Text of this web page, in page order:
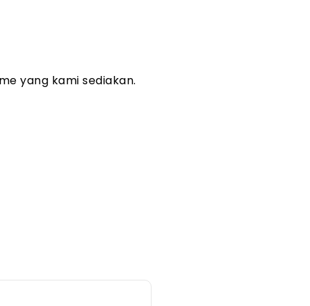
yang kami sediakan.